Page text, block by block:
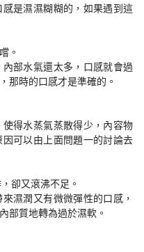
是濕濕糊糊的，如果遇到這
。
部水氣還太多，口感就會過
那時的口感才是準確的。
得水蒸氣蒸散得少，內容物
可以由上面問題一的討論去
卻又滾沸不足。
濕潤又有微微彈性的口感，
部質地轉為過於濕軟。